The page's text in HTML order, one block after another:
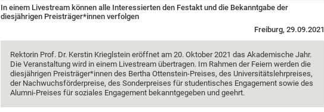
In einem Livestream können alle Interessierten den Festakt und die Bekanntgabe der
diesjährigen Preisträger*innen verfolgen
Freiburg, 29.09.2021
Rektorin Prof. Dr. Kerstin Krieglstein eröffnet am 20. Oktober 2021 das Akademische Jahr.
Die Veranstaltung wird in einem Livestream übertragen. Im Rahmen der Feiern werden die
diesjährigen Preisträger*innen des Bertha Ottenstein-Preises, des Universitätslehrpreises,
der Nachwuchsförderpreise, des Sonderpreises für studentisches Engagement sowie des
Alumni-Preises für soziales Engagement bekanntgegeben und geehrt.